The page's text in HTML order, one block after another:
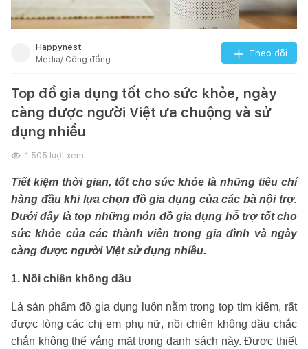
Happynest
Media/ Cộng đồng
Theo dõi
Top đồ gia dụng tốt cho sức khỏe, ngày
càng được người Việt ưa chuộng và sử
dụng nhiều
1.505 lượt xem
Tiết kiệm thời gian, tốt cho sức khỏe là những tiêu chí
hàng đầu khi lựa chọn đồ gia dụng của các bà nội trợ.
Dưới đây là top những món đồ gia dụng hỗ trợ tốt cho
sức khỏe của các thành viên trong gia đình và ngày
càng được người Việt sử dụng nhiều.
1. Nồi chiên không dầu
Là sản phẩm đồ gia dụng luôn nằm trong top tìm kiếm, rất
được lòng các chị em phụ nữ, nồi chiên không dầu chắc
chắn không thể vắng mặt trong danh sách này. Được thiết